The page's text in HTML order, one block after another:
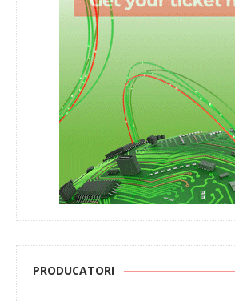
PRODUCATORI